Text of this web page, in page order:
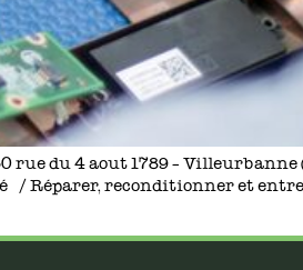
rue du 4 aout 1789 –
/ Réparer, reconditionner et